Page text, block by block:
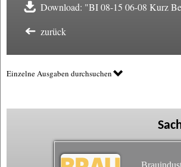
Download: "BI 08-15 06-08 Kurz
zurück
Einzelne Ausgaben durchsuchen